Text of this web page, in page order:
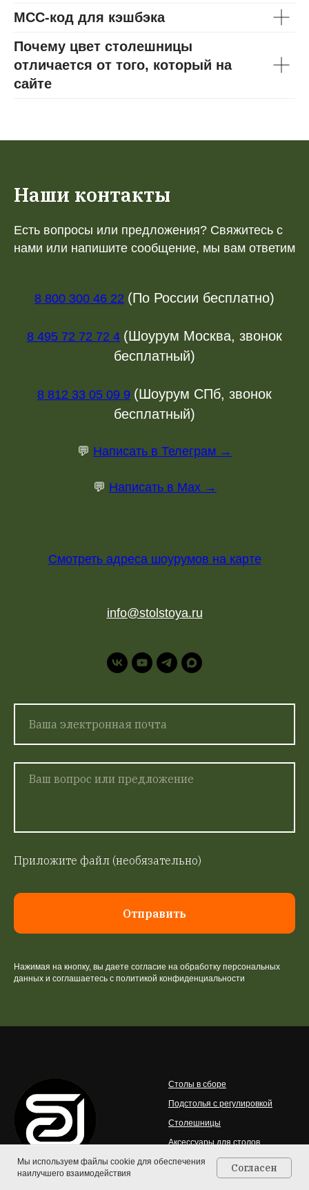
Главная Каталог
МСС-код для кэшбэка
Почему цвет столешницы
отличается от того, который на
сайте
Наши контакты
Есть вопросы или предложения? Свяжитесь с
нами или напишите сообщение, мы вам ответим
8 800 300 46 22 (По России бесплатно)
8 495 72 72 72 4 (Шоурум Москва, звонок
бесплатный)
8 812 33 05 09 9 (Шоурум СПб, звонок
бесплатный)
💬 Написать в Телеграм →
💬 Написать в Max →
Смотреть адреса шоурумов на карте
info@stolstoya.ru
Приложите файл (необязательно)
Отправить
Нажимая на кнопку, вы даете согласие на обработку персональных
данных и соглашаетесь c политикой конфиденциальности
Столы в сборе
Подстолья с регулировкой
Столешницы
Аксессуары для столов
Эргономичные кресла
Мебель для школьников
Мы используем файлы cookie для обеспечения
наилучшего взаимодействия
Согласен